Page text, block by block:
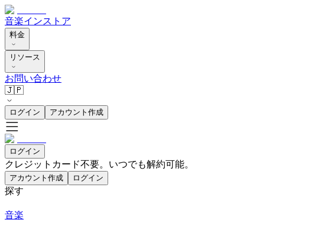
音楽インストア
料金
リソース
お問い合わせ
🇯🇵
ログイン アカウント作成
ログイン
クレジットカード不要。いつでも解約可能。
アカウント作成 ログイン
探す
音楽